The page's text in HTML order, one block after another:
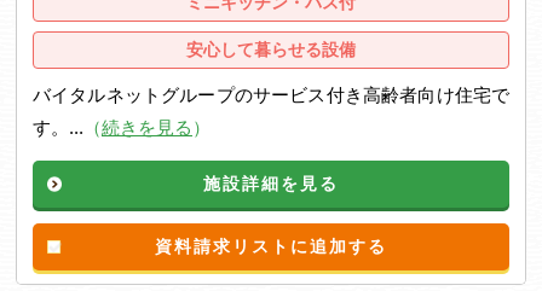
安心して暮らせる設備
バイタルネットグループのサービス付き高齢者向け住宅で
す。... （続きを見る ）
施設詳細を見る
資料請求リストに追加する